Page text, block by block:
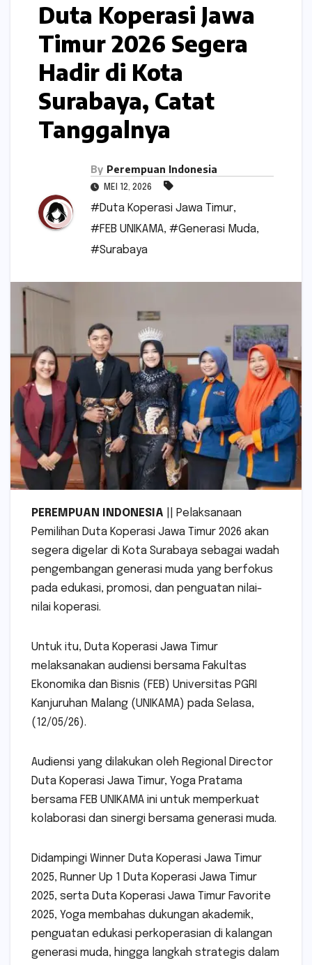
Duta Koperasi Jawa
Timur 2026 Segera
Hadir di Kota
Surabaya, Catat
Tanggalnya
By Perempuan Indonesia
MEI 12, 2026
#Duta Koperasi Jawa Timur,
#FEB UNIKAMA, #Generasi Muda,
#Surabaya
PEREMPUAN INDONESIA || Pelaksanaan
Pemilihan Duta Koperasi Jawa Timur 2026 akan
segera digelar di Kota Surabaya sebagai wadah
pengembangan generasi muda yang berfokus
pada edukasi, promosi, dan penguatan nilai-
nilai koperasi.
Untuk itu, Duta Koperasi Jawa Timur
melaksanakan audiensi bersama Fakultas
Ekonomika dan Bisnis (FEB) Universitas PGRI
Kanjuruhan Malang (UNIKAMA) pada Selasa,
(12/05/26).
Audiensi yang dilakukan oleh Regional Director
Duta Koperasi Jawa Timur, Yoga Pratama
bersama FEB UNIKAMA ini untuk memperkuat
kolaborasi dan sinergi bersama generasi muda.
Didampingi Winner Duta Koperasi Jawa Timur
2025, Runner Up 1 Duta Koperasi Jawa Timur
2025, serta Duta Koperasi Jawa Timur Favorite
2025, Yoga membahas dukungan akademik,
penguatan edukasi perkoperasian di kalangan
generasi muda, hingga langkah strategis dalam